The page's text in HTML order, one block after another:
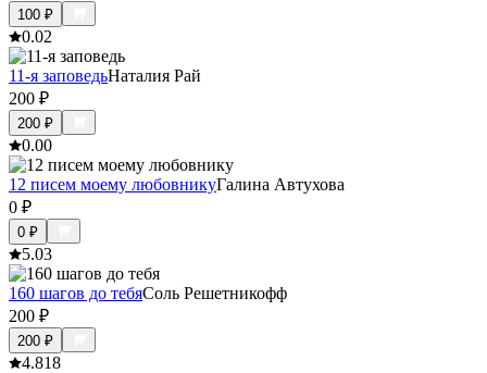
100 ₽
0.02
11-я заповедьНаталия Рай
200 ₽
200 ₽
0.00
12 писем моему любовникуГалина Автухова
0 ₽
0 ₽
5.03
160 шагов до тебяСоль Решетникофф
200 ₽
200 ₽
4.818